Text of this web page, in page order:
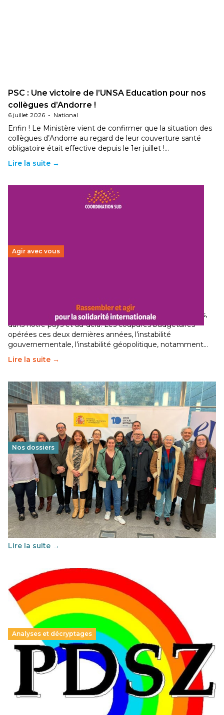
PSC : Une victoire de l’UNSA Education pour nos
collègues d’Andorre !
6 juillet 2026 - National
Enfin ! Le Ministère vient de confirmer que la situation des
collègues d’Andorre au regard de leur couverture santé
obligatoire était effective depuis le 1er juillet !…
Lire la suite →
Agir avec vous
Le secteur humanitaire connaît des difficultés profondes,
dans notre pays et au-delà. Les coupures budgétaires
opérées ces deux dernières années, l’instabilité
gouvernementale, l’instabilité géopolitique, notamment…
Lire la suite →
Nos dossiers
Éducation au vivre-ensemble : un échange croisé
franco-espagnol pour changer d’approche
29 juin 2026-National
Cette année, l'UNSA Éducation a mené un projet Erasmus
soutenu par l'union Européenne et centré sur l'éducation
au vivre-ensemble : quelles différences entre la France…
Lire la suite →
Analyses et décryptages
Hongrie : du changement pour les politiques
éducatives, aussi !
25 juin 2026
En Hongrie, le conservateur Peter Magyar et son parti
Tisza "Respect et liberté" ont remporté une large victoire,